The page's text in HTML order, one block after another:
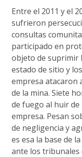
Entre el 2011 y el
sufrieron
consultas
participado en
objeto de suprimir
estado de sitio y
empresa atacaron
de la mina. Siete
de fuego al huir de
empresa. Pesan
de negligencia y
es esa la base de
ante los tribunales